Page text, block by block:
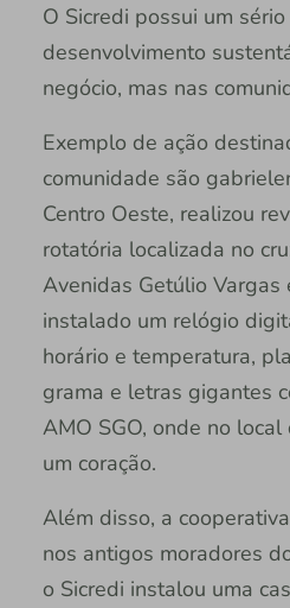
O Sicredi possui um
desenvolvimento
negócio, mas nas
Exemplo de ação
comunidade são
Centro Oeste, realizou
rotatória localizada no
Avenidas Getúlio Vargas
instalado um relógio
horário e temperatura,
grama e letras gigantes
AMO SGO, onde no
um coração.
Além disso, a
nos antigos moradores
o Sicredi instalou uma